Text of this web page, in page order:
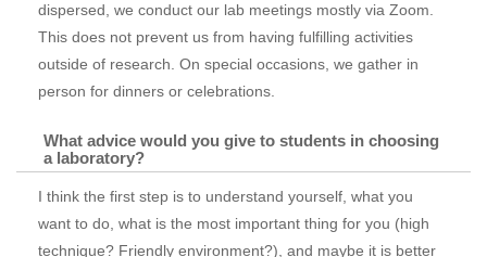
dispersed, we conduct our lab meetings mostly via Zoom.
This does not prevent us from having fulfilling activities
outside of research. On special occasions, we gather in
person for dinners or celebrations.
What advice would you give to students in choosing
a laboratory?
I think the first step is to understand yourself, what you
want to do, what is the most important thing for you (high
technique? Friendly environment?), and maybe it is better